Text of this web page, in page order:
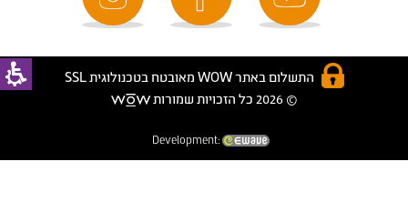
התשלום באתר WOW מאובטח בטכנולוגית SSL
© 2026 כל הזכויות שמורות
Development: